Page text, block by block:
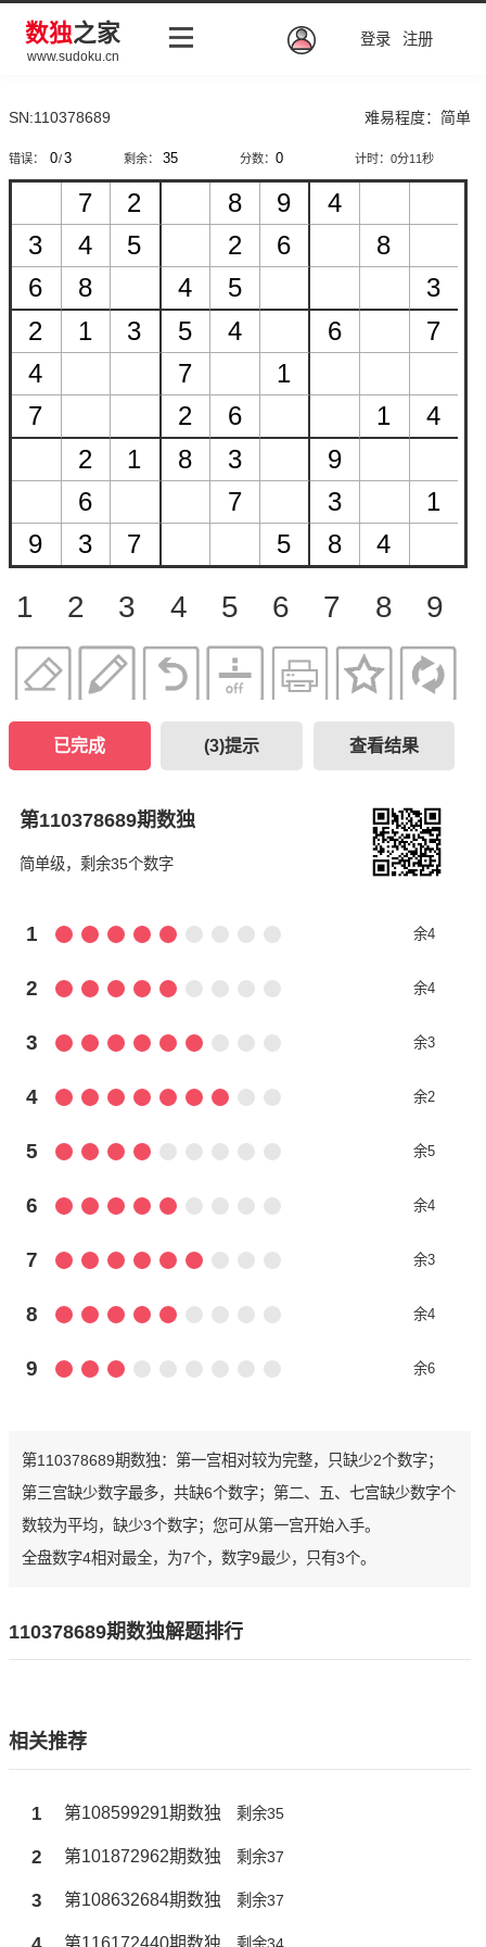
数独之家
www.sudoku.cn
登录 注册
SN:110378689 难易程度：简单
错误： / 剩余： 分数： 计时：0分12秒
1 2 3 4 5 6 7 8 9
已完成 (3)提示 查看结果
第110378689期数独
简单级，剩余35个数字
1 余4
2 余4
3 余3
4 余2
5 余5
6 余4
7 余3
8 余4
9 余6
第110378689期数独：第一宫相对较为完整，只缺少2个数字；
第三宫缺少数字最多，共缺6个数字；第二、五、七宫缺少数字个
数较为平均，缺少3个数字；您可从第一宫开始入手。
全盘数字4相对最全，为7个，数字9最少，只有3个。
110378689期数独解题排行
相关推荐
1 第108599291期数独 剩余35
2 第101872962期数独 剩余37
3 第108632684期数独 剩余37
第116172440期数独